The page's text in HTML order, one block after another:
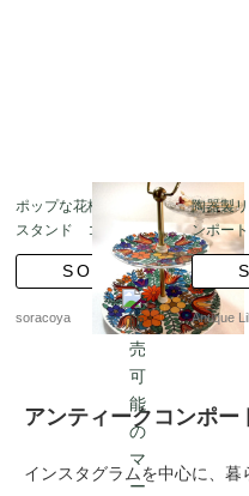
ポップな花柄のケーキ
スタンド コンポー
ト 西ドイツ製
SOLD
soracoya
陶器製
ンポート
Antique
アンティークコンポー
インスタグラムを中心に、